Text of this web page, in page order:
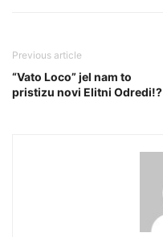
Previous article
“Vato Loco” jel nam to
pristizu novi Elitni Odredi!?